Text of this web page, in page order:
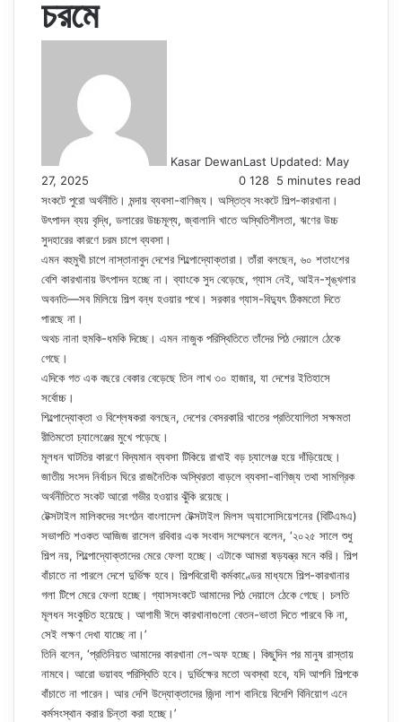
চরমে
Kasar DewanLast Updated: May
27, 2025
0 128 5 minutes read
সংকটে পুরো অর্থনীতি। মন্দায় ব্যবসা-বাণিজ্য। অস্তিত্ব সংকটে শিল্প-কারখানা।
উৎপাদন ব্যয় বৃদ্ধি, ডলারের উচ্চমূল্য, জ্বালানি খাতে অস্থিতিশীলতা, ঋণের উচ্চ
সুদহারের কারণে চরম চাপে ব্যবসা।
এমন বহুমুখী চাপে নাস্তানাবুদ দেশের শিল্পোদ্যোক্তারা। তাঁরা বলছেন, ৬০ শতাংশের
বেশি কারখানায় উৎপাদন হচ্ছে না। ব্যাংকে সুদ বেড়েছে, গ্যাস নেই, আইন-শৃঙ্খলার
অবনতি—সব মিলিয়ে শিল্প বন্ধ হওয়ার পথে। সরকার গ্যাস-বিদ্যুৎ ঠিকমতো দিতে
পারছে না।
অথচ নানা হুমকি-ধমকি দিচ্ছে। এমন নাজুক পরিস্থিতিতে তাঁদের পিঠ দেয়ালে ঠেকে
গেছে।
এদিকে গত এক বছরে বেকার বেড়েছে তিন লাখ ৩০ হাজার, যা দেশের ইতিহাসে
সর্বোচ্চ।
শিল্পোদ্যোক্তা ও বিশ্লেষকরা বলছেন, দেশের বেসরকারি খাতের প্রতিযোগিতা সক্ষমতা
রীতিমতো চ্যালেঞ্জের মুখে পড়েছে।
মূলধন ঘাটতির কারণে বিদ্যমান ব্যবসা টিকিয়ে রাখাই বড় চ্যালেঞ্জ হয়ে দাঁড়িয়েছে।
জাতীয় সংসদ নির্বাচন ঘিরে রাজনৈতিক অস্থিরতা বাড়লে ব্যবসা-বাণিজ্য তথা সামগ্রিক
অর্থনীতিতে সংকট আরো গভীর হওয়ার ঝুঁকি রয়েছে।
টেক্সটাইল মালিকদের সংগঠন বাংলাদেশ টেক্সটাইল মিলস অ্যাসোসিয়েশনের (বিটিএমএ)
সভাপতি শওকত আজিজ রাসেল রবিবার এক সংবাদ সম্মেলনে বলেন, ‘২০২৫ সালে শুধু
শিল্প নয়, শিল্পোদ্যোক্তাদের মেরে ফেলা হচ্ছে। এটাকে আমরা ষড়যন্ত্র মনে করি। শিল্প
বাঁচাতে না পারলে দেশে দুর্ভিক্ষ হবে। শিল্পবিরোধী কর্মকাণ্ডের মাধ্যমে শিল্প-কারখানার
গলা টিপে মেরে ফেলা হচ্ছে। গ্যাসসংকটে আমাদের পিঠ দেয়ালে ঠেকে গেছে। চলতি
মূলধন সংকুচিত হয়েছে। আগামী ঈদে কারখানাগুলো বেতন-ভাতা দিতে পারবে কি না,
সেই লক্ষণ দেখা যাচ্ছে না।’
তিনি বলেন, ‘প্রতিনিয়ত আমাদের কারখানা লে-অফ হচ্ছে। কিছুদিন পর মানুষ রাস্তায়
নামবে। আরো ভয়াবহ পরিস্থিতি হবে। দুর্ভিক্ষের মতো অবস্থা হবে, যদি আপনি শিল্পকে
বাঁচাতে না পারেন। আর দেশি উদ্যোক্তাদের জিন্দা লাশ বানিয়ে বিদেশি বিনিয়োগ এনে
কর্মসংস্থান করার চিন্তা করা হচ্ছে।’